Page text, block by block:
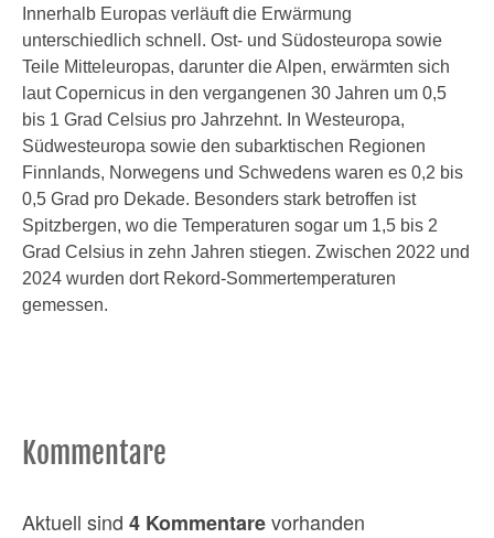
Innerhalb Europas verläuft die Erwärmung
unterschiedlich schnell. Ost- und Südosteuropa sowie
Teile Mitteleuropas, darunter die Alpen, erwärmten sich
laut Copernicus in den vergangenen 30 Jahren um 0,5
bis 1 Grad Celsius pro Jahrzehnt. In Westeuropa,
Südwesteuropa sowie den subarktischen Regionen
Finnlands, Norwegens und Schwedens waren es 0,2 bis
0,5 Grad pro Dekade. Besonders stark betroffen ist
Spitzbergen, wo die Temperaturen sogar um 1,5 bis 2
Grad Celsius in zehn Jahren stiegen. Zwischen 2022 und
2024 wurden dort Rekord-Sommertemperaturen
gemessen.
Kommentare
Aktuell sind 4 Kommentarevorhanden